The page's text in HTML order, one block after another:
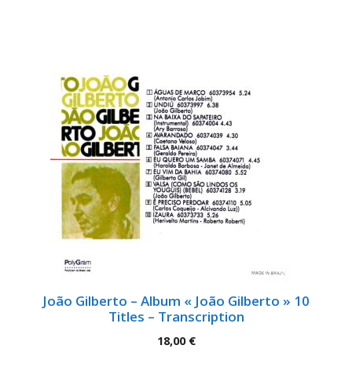
João Gilberto – Album « João Gilberto » 10
Titles – Transcription
18,00 €